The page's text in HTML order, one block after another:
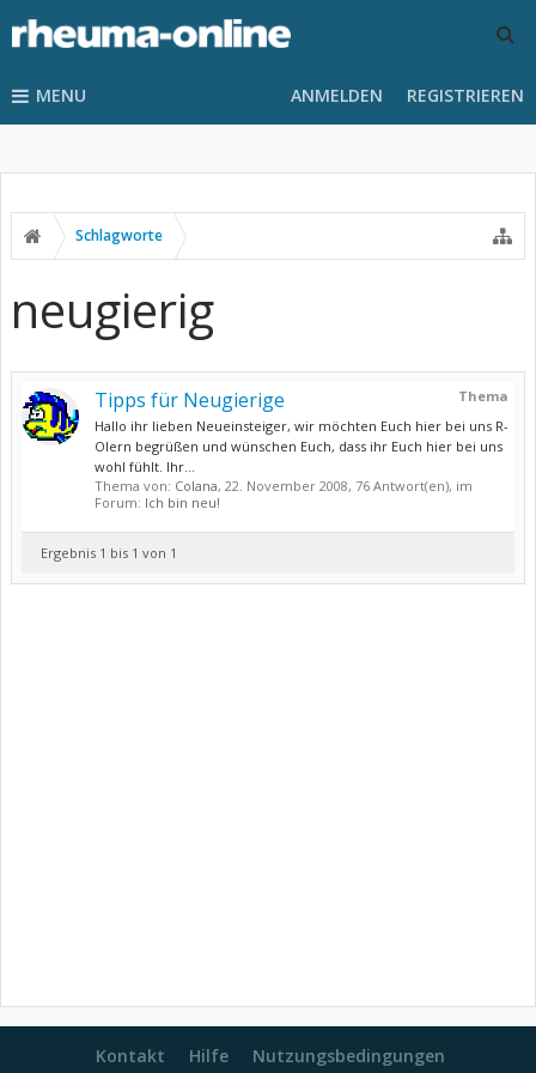
MENU ANMELDEN REGISTRIEREN
Schlagworte
neugierig
Thema
Tipps für Neugierige
Hallo ihr lieben Neueinsteiger, wir möchten Euch hier bei uns R-
Olern begrüßen und wünschen Euch, dass ihr Euch hier bei uns
wohl fühlt. Ihr...
Thema von: Colana, 22. November 2008, 76 Antwort(en), im
Forum: Ich bin neu!
Ergebnis 1 bis 1 von 1
Kontakt Hilfe Nutzungsbedingungen